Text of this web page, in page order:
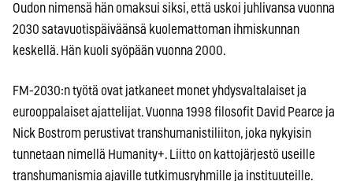
Oudon nimensä hän omaksui siksi, että uskoi juhlivansa vuonna
2030 satavuotispäiväänsä kuolemattoman ihmiskunnan
keskellä. Hän kuoli syöpään vuonna 2000.
FM-2030:n työtä ovat jatkaneet monet yhdysvaltalaiset ja
eurooppalaiset ajattelijat. Vuonna 1998 filosofit David Pearce ja
Nick Bostrom perustivat transhumanistiliiton, joka nykyisin
tunnetaan nimellä Humanity+. Liitto on kattojärjestö useille
transhumanismia ajaville tutkimusryhmille ja instituuteille.